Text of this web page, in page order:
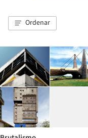
Ordenar